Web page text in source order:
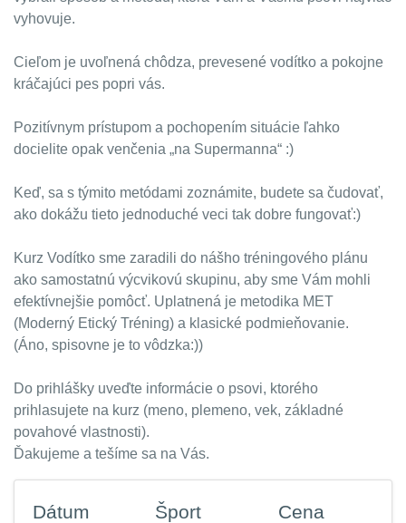
vyhovuje.
Cieľom je uvoľnená chôdza, prevesené vodítko a pokojne
kráčajúci pes popri vás.
Pozitívnym prístupom a pochopením situácie ľahko
docielite opak venčenia „na Supermanna“ :)
Keď, sa s týmito metódami zoznámite, budete sa čudovať,
ako dokážu tieto jednoduché veci tak dobre fungovať:)
Kurz Vodítko sme zaradili do nášho tréningového plánu
ako samostatnú výcvikovú skupinu, aby sme Vám mohli
efektívnejšie pomôcť. Uplatnená je metodika MET
(Moderný Etický Tréning) a klasické podmieňovanie.
(Áno, spisovne je to vôdzka:))
Do prihlášky uveďte informácie o psovi, ktorého
prihlasujete na kurz (meno, plemeno, vek, základné
povahové vlastnosti).
Ďakujeme a tešíme sa na Vás.
Dátum Šport Cena